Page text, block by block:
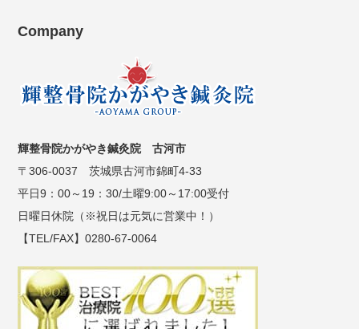
Company
輝整骨院かがやき鍼灸院 古河市
〒306-0037 茨城県古河市錦町4-33
平日9：00～19：30/土曜9:00～17:00受付
日曜日休院（※祝日は元気に営業中！）
【TEL/FAX】0280-67-0064